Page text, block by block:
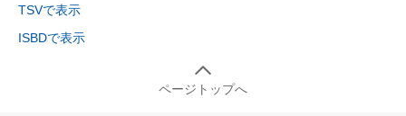
TSVで表示
ISBDで表示
ページトップへ